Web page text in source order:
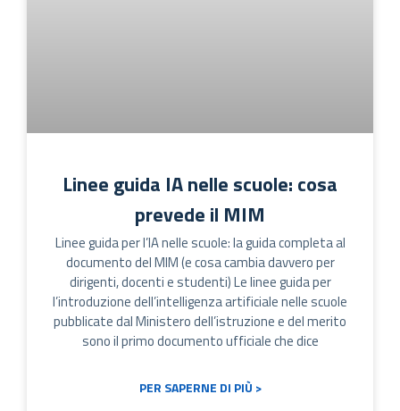
Linee guida IA nelle scuole: cosa
prevede il MIM
Linee guida per l’IA nelle scuole: la guida completa al
documento del MIM (e cosa cambia davvero per
dirigenti, docenti e studenti) Le linee guida per
l’introduzione dell’intelligenza artificiale nelle scuole
pubblicate dal Ministero dell’istruzione e del merito
sono il primo documento ufficiale che dice
PER SAPERNE DI PIÙ >